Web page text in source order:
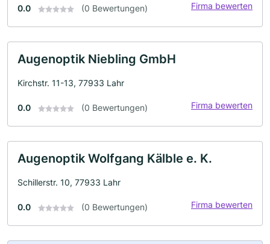
0.0 (0 Bewertungen) Firma bewerten
Augenoptik Niebling GmbH
Kirchstr. 11-13, 77933 Lahr
0.0 (0 Bewertungen) Firma bewerten
Augenoptik Wolfgang Kälble e. K.
Schillerstr. 10, 77933 Lahr
0.0 (0 Bewertungen) Firma bewerten